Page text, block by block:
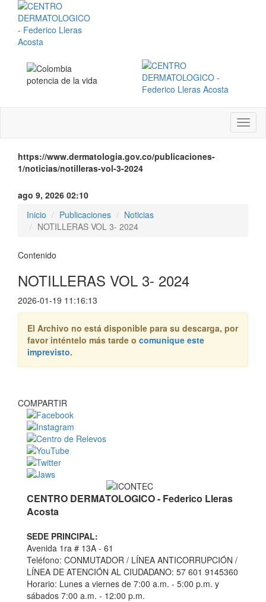
Menú
https://www.dermatologia.gov.co/publicaciones-
1/noticias/notilleras-vol-3-2024
ago 9, 2026 02:10
Inicio
Publicaciones
Noticias
NOTILLERAS VOL 3- 2024
Contenido
NOTILLERAS VOL 3- 2024
2026-01-19 11:16:13
El Archivo no está disponible para su descarga, por
favor inténtelo más tarde o comunique este
imprevisto.
COMPARTIR
CENTRO DERMATOLOGICO - Federico Lleras
Acosta
SEDE PRINCIPAL:
Avenida 1ra # 13A - 61
Teléfono: CONMUTADOR / LÍNEA ANTICORRUPCIÓN /
LÍNEA DE ATENCIÓN AL CIUDADANO: 57 601 9145360
Horario: Lunes a viernes de 7:00 a.m. - 5:00 p.m. y
sábados 7:00 a.m. - 12:00 p.m.